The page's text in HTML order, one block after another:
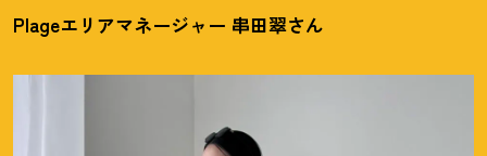
Plageエリアマネージャー 串田翠さん